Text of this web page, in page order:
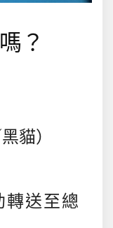
？
貓）
轉送至總